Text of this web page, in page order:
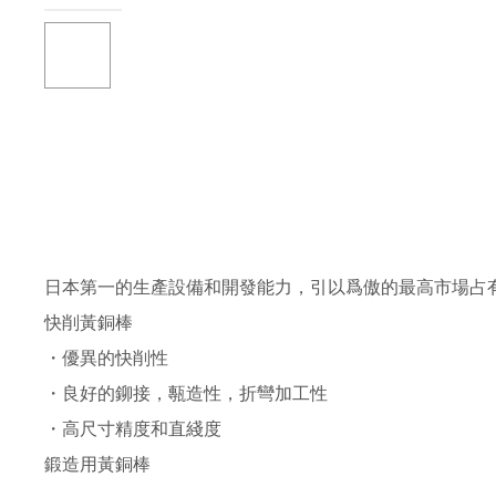
日本第一的生產設備和開發能力，引以爲傲的最高市場占
快削黃銅棒
・優異的快削性
・良好的鉚接，甎造性，折彎加工性
・高尺寸精度和直綫度
鍛造用黃銅棒